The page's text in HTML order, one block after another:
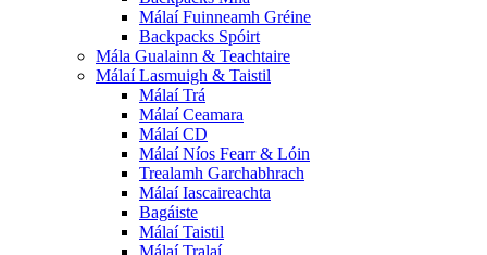
Málaí Fuinneamh Gréine
Backpacks Spóirt
Mála Gualainn & Teachtaire
Málaí Lasmuigh & Taistil
Málaí Trá
Málaí Ceamara
Málaí CD
Málaí Níos Fearr & Lóin
Trealamh Garchabhrach
Málaí Iascaireachta
Bagáiste
Málaí Taistil
Málaí Tralaí